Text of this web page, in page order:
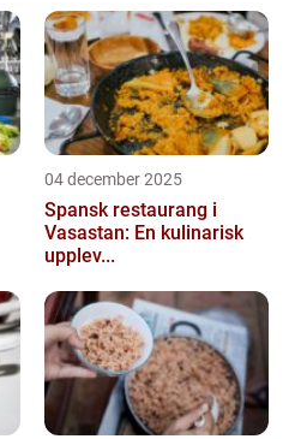
04 december 2025
Spansk restaurang i
Vasastan: En kulinarisk
upplev...